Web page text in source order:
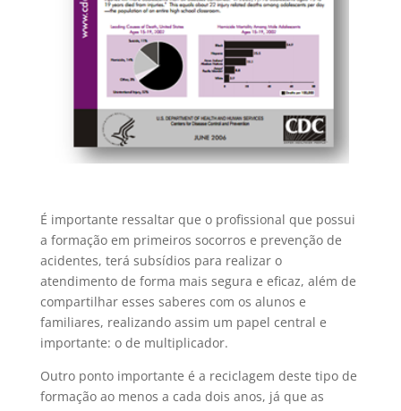
É importante ressaltar que o profissional que possui
a formação em primeiros socorros e prevenção de
acidentes, terá subsídios para realizar o
atendimento de forma mais segura e eficaz, além de
compartilhar esses saberes com os alunos e
familiares, realizando assim um papel central e
importante: o de multiplicador.
Outro ponto importante é a reciclagem deste tipo de
formação ao menos a cada dois anos, já que as